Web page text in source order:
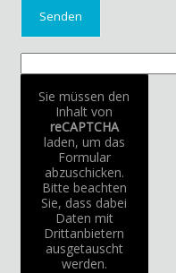
Sie müssen den
Inhalt von
reCAPTCHA
laden, um das
Formular
abzuschicken.
Bitte beachten
Sie, dass dabei
Daten mit
Drittanbietern
ausgetauscht
werden.